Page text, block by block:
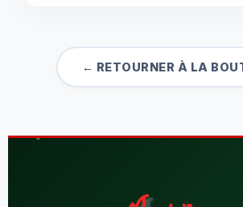
← RETOURNER À LA